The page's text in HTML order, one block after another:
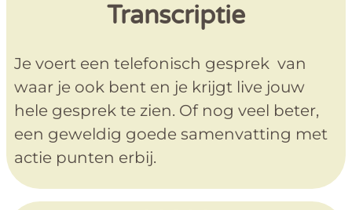
Transcriptie
Je voert een telefonisch gesprek van
waar je ook bent en je krijgt live jouw
hele gesprek te zien. Of nog veel beter,
een geweldig goede samenvatting met
actie punten erbij.